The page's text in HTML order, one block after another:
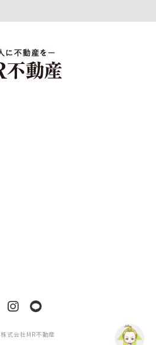
Instagram
LINE
株式会社MR不動産